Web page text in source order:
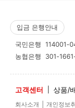
입금 은행안내
국민은행 114001-
농협은행 301-
고객센터 상품/
회사소개 개인정보